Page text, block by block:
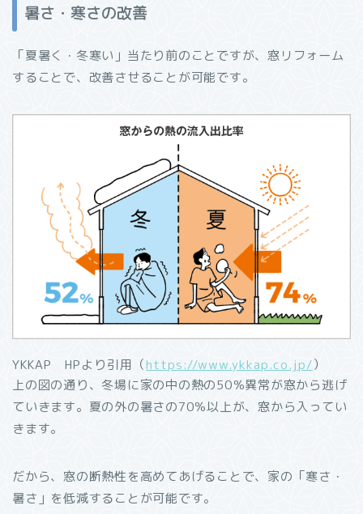
暑さ・寒さの改善
「夏暑く・冬寒い」当たり前のことですが、窓リフォーム
することで、改善させることが可能です。
YKKAP HPより引用（https://www.ykkap.co.jp/）
上の図の通り、冬場に家の中の熱の50％異常が窓から逃げ
ていきます。夏の外の暑さの70％以上が、窓から入ってい
きます。
だから、窓の断熱性を高めてあげることで、家の「寒さ・
暑さ」を低減することが可能です。